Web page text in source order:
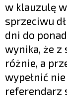
w klauzulę
sprzeciwu
dni do
wynika, że z
różnie, a
wypełnić
referendarz